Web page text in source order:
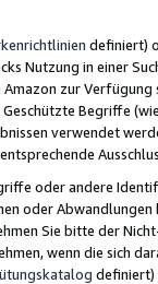
definiert)
Nutzung in einer
zur
Geschützte Begriffe
verwendet
oder andere
oder
Sie bitte der
wenn die sich
definiert)